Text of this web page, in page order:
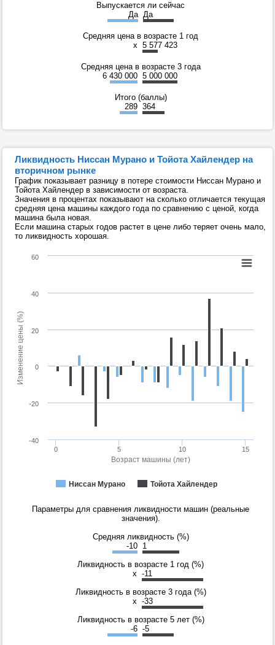
Выпускается ли сейчас
Да Да
Средняя цена в возрасте 1 год
x 5 577 423
Средняя цена в возрасте 3 года
6 430 000 5 000 000
Итого (баллы)
289 364
Ликвидность Ниссан Мурано и Тойота Хайлендер на
вторичном рынке
График показывает разницу в потере стоимости Ниссан Мурано и
Тойота Хайлендер в зависимости от возраста.
Значения в процентах показывают на сколько отличается текущая
средняя цена машины каждого года по сравнению с ценой, когда
машина была новая.
Если машина старых годов растет в цене либо теряет очень мало,
то ликвидность хорошая.
Возраст машины (лет)
Изменение цены (%)
Ниссан Мурано Тойота Хайлендер
0 5 10 15
-40
-20
0
20
40
60
Параметры для сравнения ликвидности машин (реальные
значения).
Средняя ликвидность (%)
-10 1
Ликвидность в возрасте 1 год (%)
x -11
Ликвидность в возрасте 3 года (%)
x -33
Ликвидность в возрасте 5 лет (%)
-6 -5